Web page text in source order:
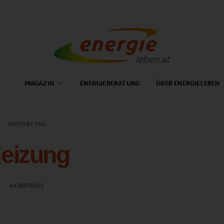
MAGAZIN ENERGIEBERATUNG ÜBER ENERGIELEBEN
POSTS BY TAG
64 BEITRÄGE